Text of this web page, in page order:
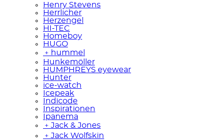
Henry Stevens
Herrlicher
Herzengel
HI-TEC
Homeboy
HUGO
﹢ hummel
Hunkemöller
HUMPHREYS eyewear
Hunter
ice-watch
Icepeak
Indicode
Inspirationen
Ipanema
﹢ Jack & Jones
﹢ Jack Wolfskin